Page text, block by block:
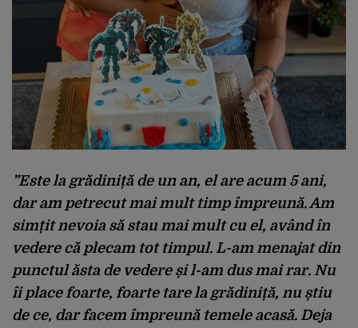
”Este la grădiniță de un an, el are acum 5 ani,
dar am petrecut mai mult timp împreună. Am
simțit nevoia să stau mai mult cu el, având în
vedere că plecam tot timpul. L-am menajat din
punctul ăsta de vedere și l-am dus mai rar. Nu
îi place foarte, foarte tare la grădiniță, nu știu
de ce, dar facem împreună temele acasă. Deja